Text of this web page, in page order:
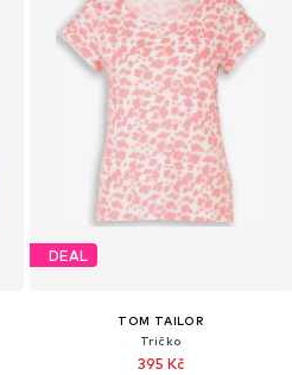
DEAL
TOM TAILOR
Tričko
395 Kč